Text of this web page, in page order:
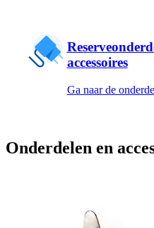
accessoires
Ga naar de
Onderdelen en